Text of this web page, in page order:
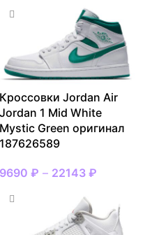
Кроссовки Jordan Air
Jordan 1 Mid White
Mystic Green оригинал
187626589
9690 ₽ – 22143 ₽